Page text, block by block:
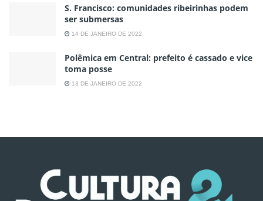
S. Francisco: comunidades ribeirinhas podem
ser submersas
14 DE JANEIRO DE 2022
Polêmica em Central: prefeito é cassado e vice
toma posse
13 DE JANEIRO DE 2022